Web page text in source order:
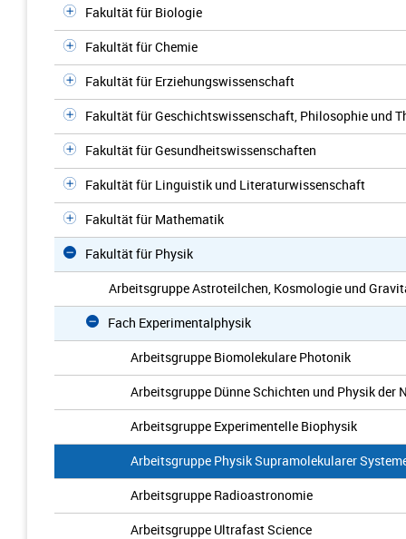
Fakultät für Biologie
Fakultät für Chemie
Fakultät für Erziehungswissenschaft
Fakultät für Geschichtswissenschaft, Philosophie und
Fakultät für Gesundheitswissenschaften
Fakultät für Linguistik und Literaturwissenschaft
Fakultät für Mathematik
Fakultät für Physik
Arbeitsgruppe Astroteilchen, Kosmologie und
Fach Experimentalphysik
Arbeitsgruppe Biomolekulare Photonik
Arbeitsgruppe Dünne Schichten und Physik der
Arbeitsgruppe Experimentelle Biophysik
Arbeitsgruppe Physik Supramolekularer
Arbeitsgruppe Radioastronomie
Arbeitsgruppe Ultrafast Science